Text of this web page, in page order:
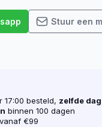
grip op de schroef
Dat is één van de
u schroeven online
Stuur een
17:00 besteld, zelfde dag
binnen 100 dagen
€99